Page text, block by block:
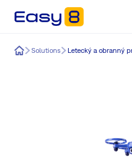
Easy8Solutions Letecký a obranný